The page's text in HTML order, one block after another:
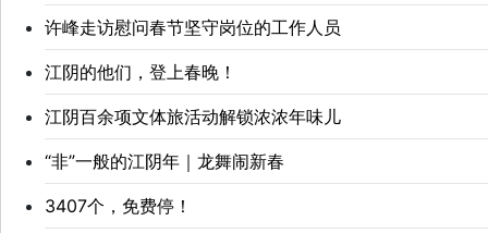
许峰走访慰问春节坚守岗位的工作人员
江阴的他们，登上春晚！
江阴百余项文体旅活动解锁浓浓年味儿
“非”一般的江阴年｜龙舞闹新春
3407个，免费停！